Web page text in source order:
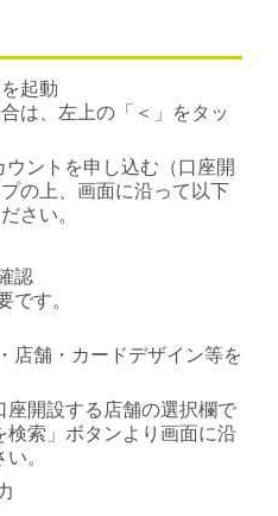
起動
は、左上の「＜」をタッ
ントを申し込む（口座開
の上、画面に沿って以下
さい。
認
です。
店舗・カードデザイン等を
座開設する店舗の選択欄で
検索」ボタンより画面に沿
。